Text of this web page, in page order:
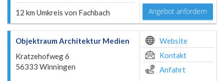
12 km Umkreis von Fachbach Angebot anfordern
Objektraum Architektur Medien
Kratzehofweg 6
56333 Winningen
Website
Kontakt
Anfahrt